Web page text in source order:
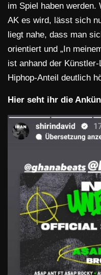
im Spiel haben werden.
AK es wird, lässt sich
liegt nahe, dass man
orientiert und „In
ist anhand der
Hiphop-Anteil deutlich
Hier seht ihr die